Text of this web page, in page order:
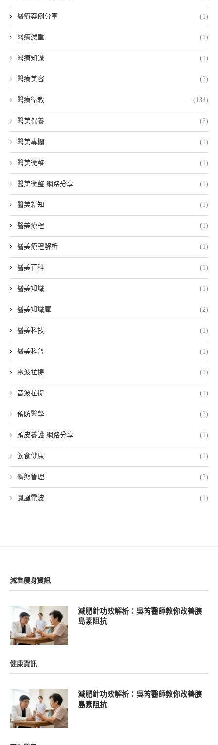
醫療案例分享 (1)
醫療減重 (1)
醫療知識 (1)
醫療美容 (2)
醫療衛教 (134)
醫美保養 (2)
醫美專欄 (1)
醫美微整 (1)
醫美微整 網路分享 (1)
醫美新知 (1)
醫美療程 (1)
醫美療程解析 (1)
醫美百科 (1)
醫美知識 (1)
醫美知識庫 (2)
醫美科技 (1)
醫美科普 (1)
電波拉提 (1)
音波拉提 (1)
預防醫學 (2)
頭皮養護 網路分享 (1)
飲食健康 (1)
體態管理 (2)
鳳凰電波 (1)
減重瘦身資訊
減肥針功效解析：吳芮醫師教你改善胰
島素阻抗
健康資訊
減肥針功效解析：吳芮醫師教你改善胰
島素阻抗